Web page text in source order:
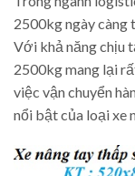
2500kg ngày càng
Với khả năng chịu
2500kg mang lại
việc vận chuyển
nổi bật của loại xe